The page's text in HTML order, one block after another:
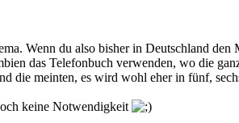
Wenn du also bisher in Deutschland
das Telefonbuch verwenden, wo die
die meinten, es wird wohl eher in fünf,
keine Notwendigkeit